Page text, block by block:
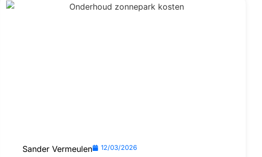
Sander Vermeulen 12/03/2026